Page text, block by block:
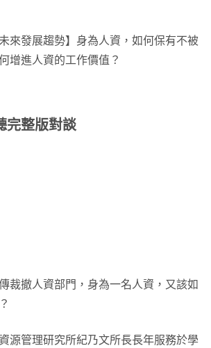
來發展趨勢】身為人資，如何保有不被
增進人資的工作價值？
完整版對談
裁撤人資部門，身為一名人資，又該如
源管理研究所紀乃文所長長年服務於學